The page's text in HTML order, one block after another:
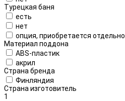
Турецкая баня
есть
нет
опция, приобретается отдельно
Материал поддона
ABS-пластик
акрил
Страна бренда
Финляндия
Страна изготовитель
1